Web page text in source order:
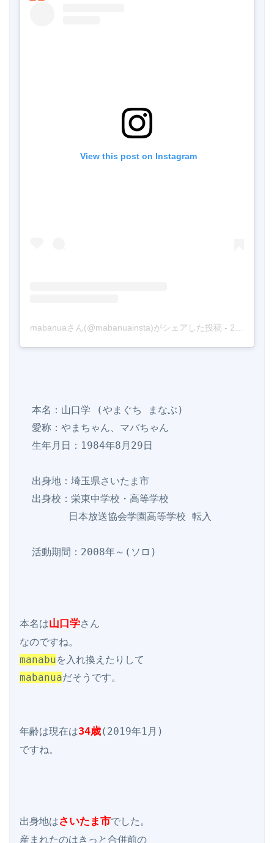
View this post on Instagram
mabanuaさん(@mabanuainsta)がシェアした投稿 - 2019年 1月月14日午前6時23分PST
本名は山口学さん
manabu
mabanuaだそうです。
年齢は現在は34歳(2019年1月)
ですね。
出身地はさいたま市でした。
産まれたのはきっと合併前の